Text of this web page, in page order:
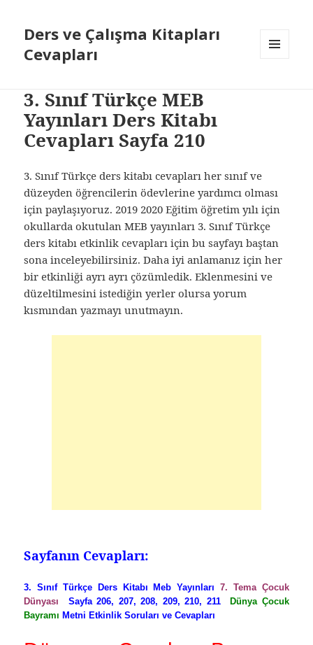
Ders ve Çalışma Kitapları
Cevapları
3. Sınıf Türkçe MEB
Yayınları Ders Kitabı
Cevapları Sayfa 210
3. Sınıf Türkçe ders kitabı cevapları her sınıf ve
düzeyden öğrencilerin ödevlerine yardımcı olması
için paylaşıyoruz. 2019 2020 Eğitim öğretim yılı için
okullarda okutulan MEB yayınları 3. Sınıf Türkçe
ders kitabı etkinlik cevapları için bu sayfayı baştan
sona inceleyebilirsiniz. Daha iyi anlamanız için her
bir etkinliği ayrı ayrı çözümledik. Eklenmesini ve
düzeltilmesini istediğin yerler olursa yorum
kısmından yazmayı unutmayın.
Sayfanın Cevapları:
3. Sınıf Türkçe Ders Kitabı Meb Yayınları 7. Tema Çocuk
Dünyası
Sayfa 206, 207, 208, 209, 210, 211
Dünya Çocuk
Bayramı Metni Etkinlik Soruları ve Cevapları